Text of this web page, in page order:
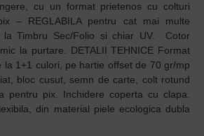
cu un format prietenos cu colturi
– REGLABILA pentru cat mai multe
la Timbru Sec/Folio si chiar UV. Cotor
la purtare. DETALII TEHNICE Format
la 1+1 culori, pe hartie offset de 70 gr/mp
bloc cusut, semn de carte, colt rotund
pentru pix. Inchidere coperta cu clapa.
din material piele ecologica dubla